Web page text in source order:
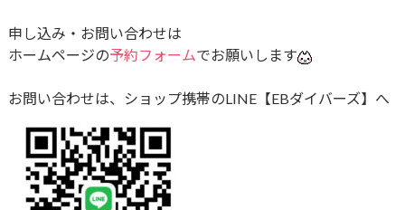
申し込み・お問い合わせは
ホームページの予約フォームでお願いします
お問い合わせは、ショップ携帯のLINE【EBダイバーズ】へ